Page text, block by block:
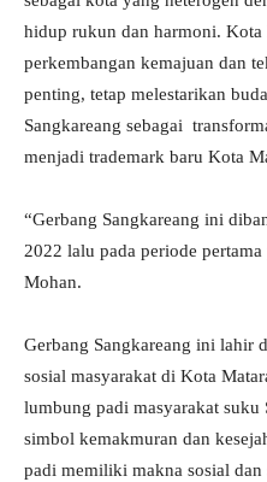
hidup rukun dan harmoni. Kota
perkembangan kemajuan dan
penting, tetap melestarikan
Sangkareang sebagai
menjadi trademark baru Kota
“Gerbang Sangkareang ini
2022 lalu pada periode
Mohan.
Gerbang Sangkareang ini lahir
sosial masyarakat di Kota
lumbung padi masyarakat suku
simbol kemakmuran dan
padi memiliki makna sosial